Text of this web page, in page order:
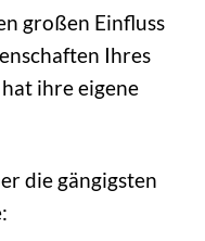
großen Einfluss
Ihres
ihre eigene
die gängigsten